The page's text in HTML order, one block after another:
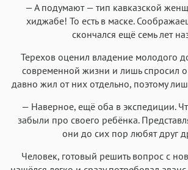
— А подумают — тип кавказской
хиджабе! То есть в маске.
скончался ещё семь лет
Терехов оценил владение молодого
современной жизни и лишь спросил о
давно жил от них отдельно, поэтому
— Наверное, ещё оба в экспедиции.
забыли про своего ребёнка.
они до сих пор любят друг
Человек, готовый решить вопрос с